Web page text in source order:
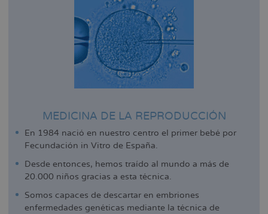
MEDICINA DE LA REPRODUCCIÓN
En 1984 nació en nuestro centro el primer bebé por
Fecundación in Vitro de España.
Desde entonces, hemos traído al mundo a más de
20.000 niños gracias a esta técnica.
Somos capaces de descartar en embriones
enfermedades genéticas mediante la técnica de